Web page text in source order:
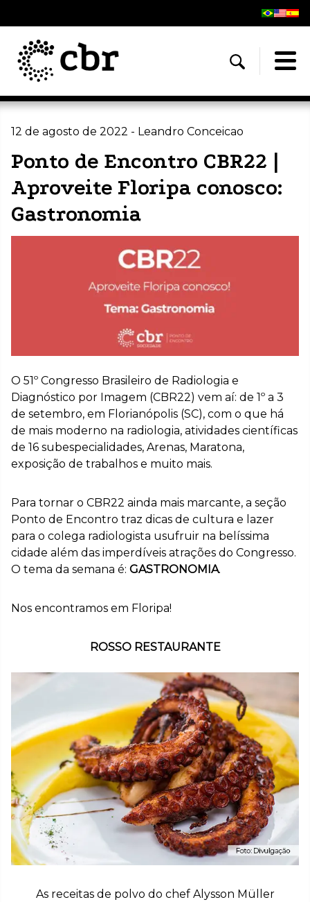
12 de agosto de 2022 - Leandro Conceicao
Ponto de Encontro CBR22 |
Aproveite Floripa conosco:
Gastronomia
O 51º Congresso Brasileiro de Radiologia e
Diagnóstico por Imagem (CBR22) vem aí: de 1º a 3
de setembro, em Florianópolis (SC), com o que há
de mais moderno na radiologia, atividades científicas
de 16 subespecialidades, Arenas, Maratona,
exposição de trabalhos e muito mais.
Para tornar o CBR22 ainda mais marcante, a seção
Ponto de Encontro traz dicas de cultura e lazer
para o colega radiologista usufruir na belíssima
cidade além das imperdíveis atrações do Congresso.
O tema da semana é: GASTRONOMIA.
Nos encontramos em Floripa!
ROSSO RESTAURANTE
As receitas de polvo do chef Alysson Müller